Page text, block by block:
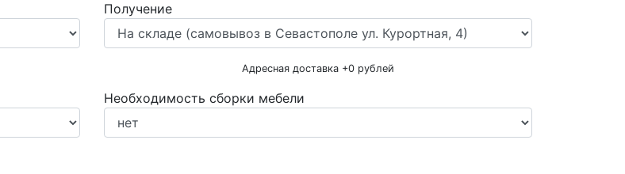
Получение
Адресная доставка +0 рублей
Необходимость сборки мебели